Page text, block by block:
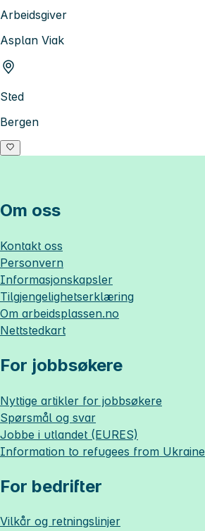
Arbeidsgiver
Asplan Viak
Sted
Bergen
Om oss
Kontakt oss
Personvern
Informasjonskapsler
Tilgjengelighetserklæring
Om arbeidsplassen.no
Nettstedkart
For jobbsøkere
Nyttige artikler for jobbsøkere
Spørsmål og svar
Jobbe i utlandet (EURES)
Information to refugees from Ukraine
For bedrifter
Vilkår og retningslinjer